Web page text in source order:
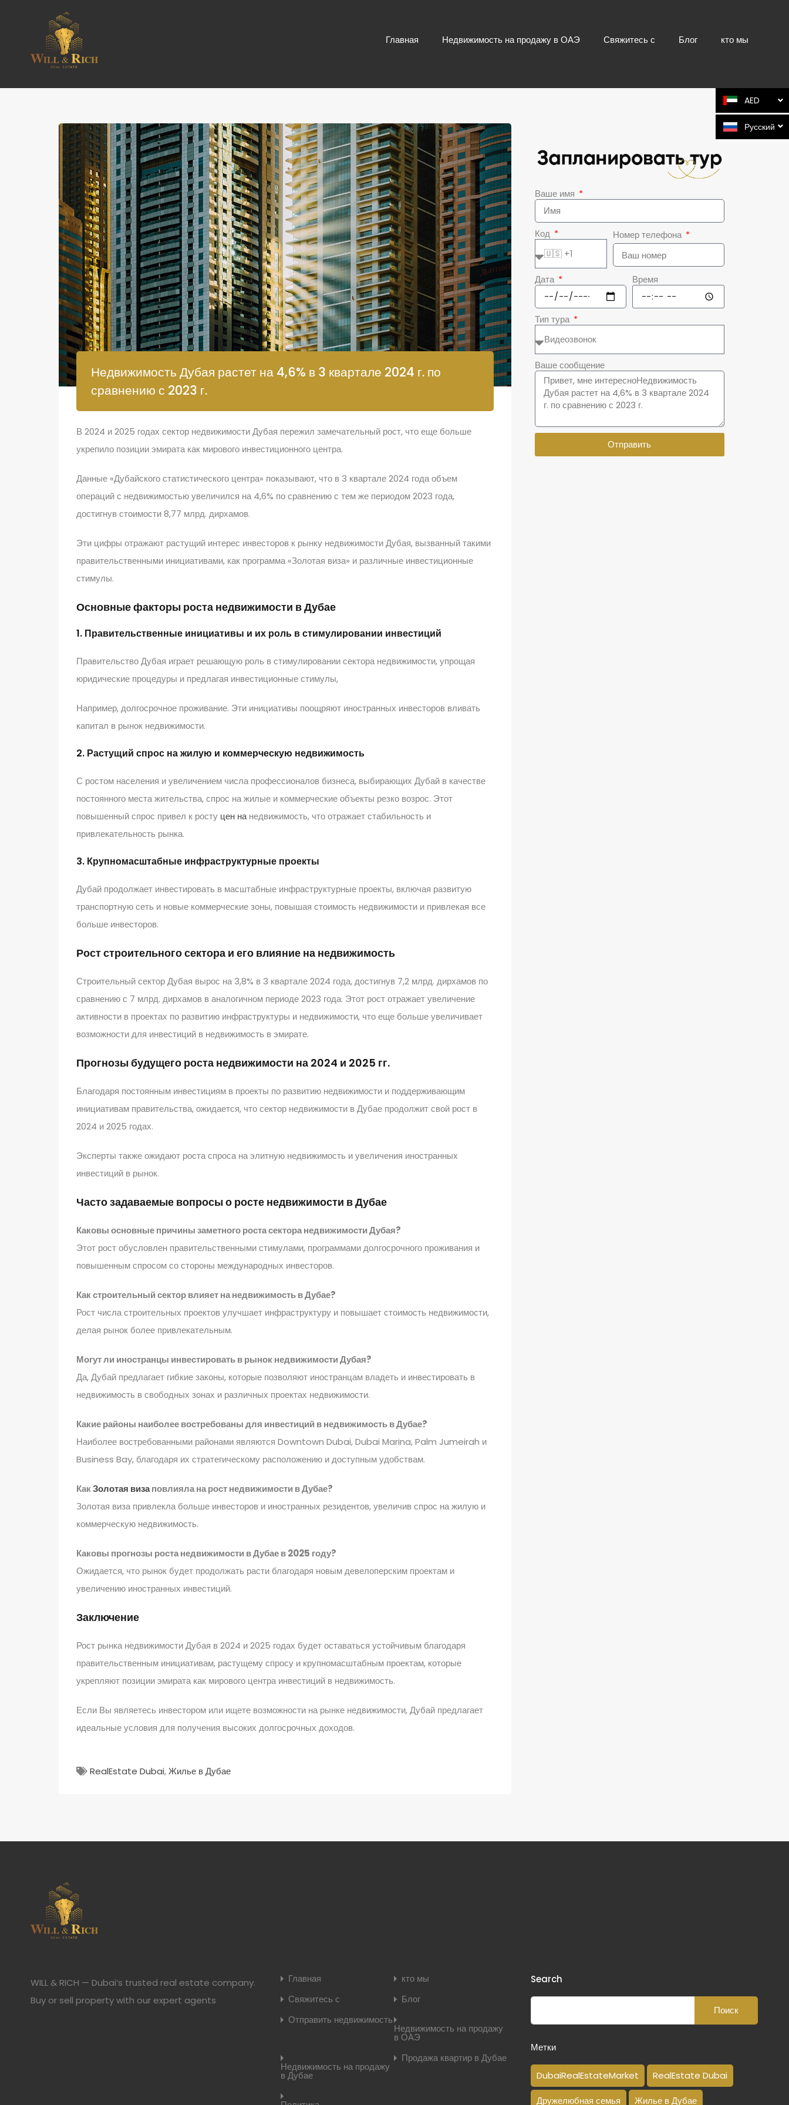
Главная Недвижимость на продажу в ОАЭ Свяжитесь с Блог кто мы
Недвижимость Дубая растет на 4,6% в 3 квартале 2024 г. по
сравнению с 2023 г.
В 2024 и 2025 годах сектор недвижимости Дубая пережил замечательный рост, что еще больше
укрепило позиции эмирата как мирового инвестиционного центра.
Данные «Дубайского статистического центра» показывают, что в 3 квартале 2024 года объем
операций с недвижимостью увеличился на 4,6% по сравнению с тем же периодом 2023 года,
достигнув стоимости 8,77 млрд. дирхамов.
Эти цифры отражают растущий интерес инвесторов к рынку недвижимости Дубая, вызванный такими
правительственными инициативами, как программа «Золотая виза» и различные инвестиционные
стимулы.
Основные факторы роста недвижимости в Дубае
1. Правительственные инициативы и их роль в стимулировании инвестиций
Правительство Дубая играет решающую роль в стимулировании сектора недвижимости, упрощая
юридические процедуры и предлагая инвестиционные стимулы,
Например, долгосрочное проживание. Эти инициативы поощряют иностранных инвесторов вливать
капитал в рынок недвижимости.
2. Растущий спрос на жилую и коммерческую недвижимость
С ростом населения и увеличением числа профессионалов бизнеса, выбирающих Дубай в качестве
постоянного места жительства, спрос на жилые и коммерческие объекты резко возрос. Этот
повышенный спрос привел к росту цен нанедвижимость, что отражает стабильность и
привлекательность рынка.
3. Крупномасштабные инфраструктурные проекты
Дубай продолжает инвестировать в масштабные инфраструктурные проекты, включая развитую
транспортную сеть и новые коммерческие зоны, повышая стоимость недвижимости и привлекая все
больше инвесторов.
Рост строительного сектора и его влияние на недвижимость
Строительный сектор Дубая вырос на 3,8% в 3 квартале 2024 года, достигнув 7,2 млрд. дирхамов по
сравнению с 7 млрд. дирхамов в аналогичном периоде 2023 года. Этот рост отражает увеличение
активности в проектах по развитию инфраструктуры и недвижимости, что еще больше увеличивает
возможности для инвестиций в недвижимость в эмирате.
Прогнозы будущего роста недвижимости на 2024 и 2025 гг.
Благодаря постоянным инвестициям в проекты по развитию недвижимости и поддерживающим
инициативам правительства, ожидается, что сектор недвижимости в Дубае продолжит свой рост в
2024 и 2025 годах.
Эксперты также ожидают роста спроса на элитную недвижимость и увеличения иностранных
инвестиций в рынок.
Часто задаваемые вопросы о росте недвижимости в Дубае
Каковы основные причины заметного роста сектора недвижимости Дубая?
Этот рост обусловлен правительственными стимулами, программами долгосрочного проживания и
повышенным спросом со стороны международных инвесторов.
Как строительный сектор влияет на недвижимость в Дубае?
Рост числа строительных проектов улучшает инфраструктуру и повышает стоимость недвижимости,
делая рынок более привлекательным.
Могут ли иностранцы инвестировать в рынок недвижимости Дубая?
Да, Дубай предлагает гибкие законы, которые позволяют иностранцам владеть и инвестировать в
недвижимость в свободных зонах и различных проектах недвижимости.
Какие районы наиболее востребованы для инвестиций в недвижимость в Дубае?
Наиболее востребованными районами являются Downtown Dubai, Dubai Marina, Palm Jumeirah и
Business Bay, благодаря их стратегическому расположению и доступным удобствам.
КакЗолотая визаповлияла на рост недвижимости в Дубае?
Золотая виза привлекла больше инвесторов и иностранных резидентов, увеличив спрос на жилую и
коммерческую недвижимость.
Каковы прогнозы роста недвижимости в Дубае в 2025 году?
Ожидается, что рынок будет продолжать расти благодаря новым девелоперским проектам и
увеличению иностранных инвестиций.
Заключение
Рост рынка недвижимости Дубая в 2024 и 2025 годах будет оставаться устойчивым благодаря
правительственным инициативам, растущему спросу и крупномасштабным проектам, которые
укрепляют позиции эмирата как мирового центра инвестиций в недвижимость.
Если Вы являетесь инвестором или ищете возможности на рынке недвижимости, Дубай предлагает
идеальные условия для получения высоких долгосрочных доходов.
RealEstate Dubai,Жилье в Дубае
Ваше имя
Код Номер телефона
Дата Время
Тип тура
Ваше сообщение
Отправить
WILL & RICH — Dubai’s trusted real estate company.
Buy or sell property with our expert agents
Главная
кто мы
Свяжитесь с
Блог
Отправить недвижимость
Недвижимость на продажу
в ОАЭ
Недвижимость на продажу
в Дубае
Продажа квартир в Дубае
Search
Метки
DubaiRealEstateMarket RealEstate Dubai
Дружелюбная семья Жилье в Дубае
AED
Русский